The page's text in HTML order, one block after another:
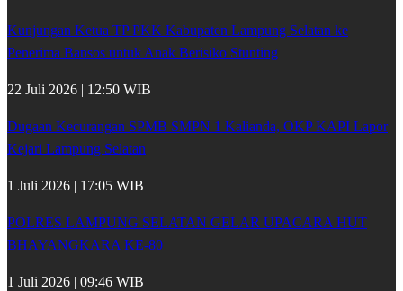
Kunjungan Ketua TP PKK Kabupaten Lampung Selatan ke
Penerima Bansos untuk Anak Berisiko Stunting
22 Juli 2026 | 12:50 WIB
Dugaan Kecurangan SPMB SMPN 1 Kalianda, OKP KAPI Lapor
Kejari Lampung Selatan
1 Juli 2026 | 17:05 WIB
POLRES LAMPUNG SELATAN GELAR UPACARA HUT
BHAYANGKARA KE-80
1 Juli 2026 | 09:46 WIB